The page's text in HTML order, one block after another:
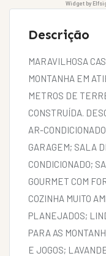
Widget by
Descrição
MARAVILHOSA
MONTANHA EM
METROS DE
CONSTRUÍDA.
AR-
GARAGEM; SALA
CONDICIONADO;
GOURMET COM
COZINHA MUITO
PLANEJADOS;
PARA AS
E JOGOS;